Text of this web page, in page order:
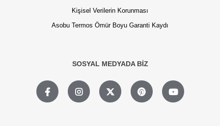
Kişisel Verilerin Korunması
Asobu Termos Ömür Boyu Garanti Kaydı
SOSYAL MEDYADA BİZ